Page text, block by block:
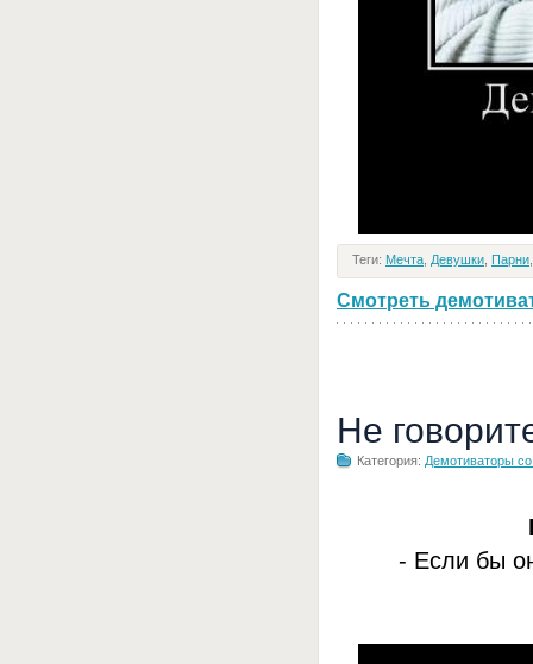
Теги: Мечта Девушки Парни
Смотреть
Не
Категория: Демотиваторы
- Если бы